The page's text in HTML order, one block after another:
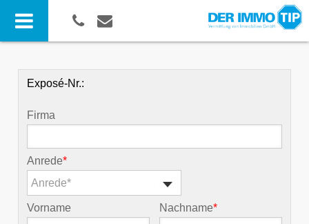
Exposé-Nr.:
Firma
Anrede*
Anrede*
Vorname Nachname*